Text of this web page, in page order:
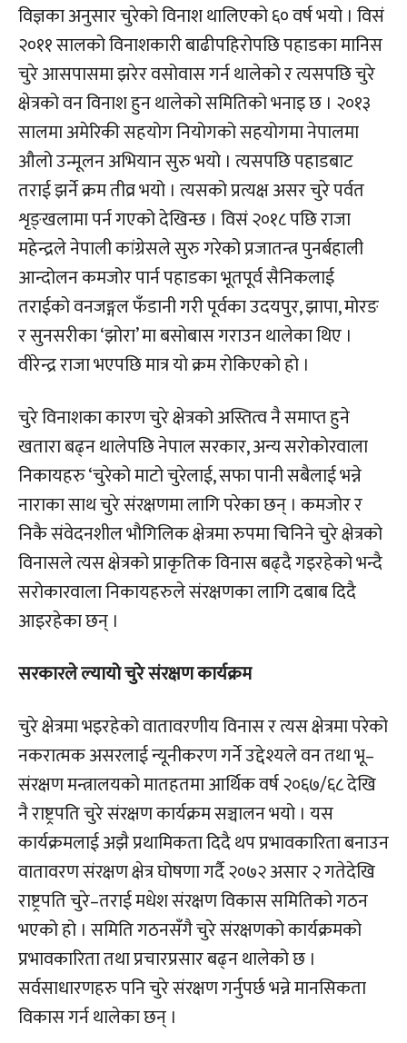
विज्ञका अनुसार चुरेको विनाश थालिएको ६० वर्ष भयो । विसं
२०११ सालको विनाशकारी बाढीपहिरोपछि पहाडका मानिस
चुरे आसपासमा झरेर वसोवास गर्न थालेको र त्यसपछि चुरे
क्षेत्रको वन विनाश हुन थालेको समितिको भनाइ छ । २०१३
सालमा अमेरिकी सहयोग नियोगको सहयोगमा नेपालमा
औलो उन्मूलन अभियान सुरु भयो । त्यसपछि पहाडबाट
तराई झर्ने क्रम तीव्र भयो । त्यसको प्रत्यक्ष असर चुरे पर्वत
शृङ्खलामा पर्न गएको देखिन्छ । विसं २०१८ पछि राजा
महेन्द्रले नेपाली कांग्रेसले सुरु गरेको प्रजातन्त्र पुनर्बहाली
आन्दोलन कमजोर पार्न पहाडका भूतपूर्व सैनिकलाई
तराईको वनजङ्गल फँडानी गरी पूर्वका उदयपुर, झापा, मोरङ
र सुनसरीका ‘झोरा’ मा बसोबास गराउन थालेका थिए ।
वीरेन्द्र राजा भएपछि मात्र यो क्रम रोकिएको हो ।
चुरे विनाशका कारण चुरे क्षेत्रको अस्तित्व नै समाप्त हुने
खतारा बढ्न थालेपछि नेपाल सरकार, अन्य सरोकोरवाला
निकायहरु ‘चुरेको माटो चुरेलाई, सफा पानी सबैलाई भन्ने
नाराका साथ चुरे संरक्षणमा लागि परेका छन् । कमजोर र
निकै संवेदनशील भौगिलिक क्षेत्रमा रुपमा चिनिने चुरे क्षेत्रको
विनासले त्यस क्षेत्रको प्राकृतिक विनास बढ्दै गइरहेको भन्दै
सरोकारवाला निकायहरुले संरक्षणका लागि दबाब दिदै
आइरहेका छन् ।
सरकारले ल्यायो चुरे संरक्षण कार्यक्रम
चुरे क्षेत्रमा भइरहेको वातावरणीय विनास र त्यस क्षेत्रमा परेको
नकरात्मक असरलाई न्यूनीकरण गर्ने उद्देश्यले वन तथा भू–
संरक्षण मन्त्रालयको मातहतमा आर्थिक वर्ष २०६७/६८ देखि
नै राष्ट्रपति चुरे संरक्षण कार्यक्रम सञ्चालन भयो । यस
कार्यक्रमलाई अझै प्रथामिकता दिदै थप प्रभावकारिता बनाउन
वातावरण संरक्षण क्षेत्र घोषणा गर्दै २०७२ असार २ गतेदेखि
राष्ट्रपति चुरे–तराई मधेश संरक्षण विकास समितिको गठन
भएको हो । समिति गठनसँगै चुरे संरक्षणको कार्यक्रमको
प्रभावकारिता तथा प्रचारप्रसार बढ्न थालेको छ ।
सर्वसाधारणहरु पनि चुरे संरक्षण गर्नुपर्छ भन्ने मानसिकता
विकास गर्न थालेका छन् ।